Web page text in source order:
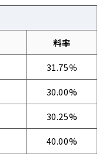
料率
31.75％
30.00%
30.25%
40.00%